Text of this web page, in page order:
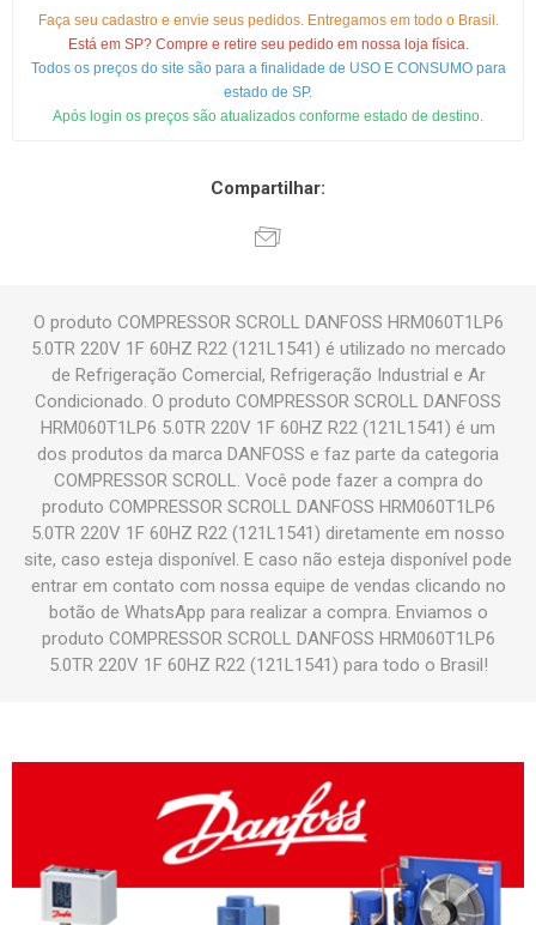
Faça seu cadastro e envie seus pedidos. Entregamos em todo o Brasil.
Está em SP? Compre e retire seu pedido em nossa loja física.
Todos os preços do site são para a finalidade de USO E CONSUMO para
estado de SP.
Após login os preços são atualizados conforme estado de destino.
Compartilhar:
O produto COMPRESSOR SCROLL DANFOSS HRM060T1LP6
5.0TR 220V 1F 60HZ R22 (121L1541) é utilizado no mercado
de Refrigeração Comercial, Refrigeração Industrial e Ar
Condicionado. O produto COMPRESSOR SCROLL DANFOSS
HRM060T1LP6 5.0TR 220V 1F 60HZ R22 (121L1541) é um
dos produtos da marca DANFOSS e faz parte da categoria
COMPRESSOR SCROLL. Você pode fazer a compra do
produto COMPRESSOR SCROLL DANFOSS HRM060T1LP6
5.0TR 220V 1F 60HZ R22 (121L1541) diretamente em nosso
site, caso esteja disponível. E caso não esteja disponível pode
entrar em contato com nossa equipe de vendas clicando no
botão de WhatsApp para realizar a compra. Enviamos o
produto COMPRESSOR SCROLL DANFOSS HRM060T1LP6
5.0TR 220V 1F 60HZ R22 (121L1541) para todo o Brasil!